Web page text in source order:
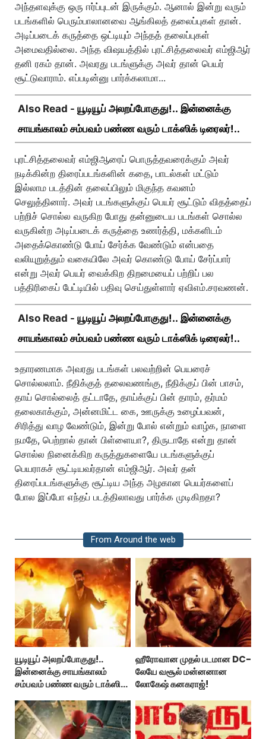
அந்தளவுக்கு ஒரு ஈர்ப்புடன் இருக்கும். ஆனால் இன்று வரும்
படங்களில் பெரும்பாலானவை ஆங்கிலத் தலைப்புகள் தான்.
அடிப்படைக் கருத்தை ஒட்டியும் அந்தத் தலைப்புகள்
அமைவதில்லை. அந்த விஷயத்தில் புரட்சித்தலைவர் எம்ஜிஆர்
தனி ரகம் தான். அவரது படங்ளுக்கு அவர் தான் பெயர்
சூட்டுவாராம். எப்படின்னு பார்க்கலாமா...
Also Read - யூடியூப் அலறப்போகுது!.. இன்னைக்கு
சாயங்காலம் சம்பவம் பண்ண வரும் டாக்ஸிக் டிரைலர்!..
புரட்சித்தலைவர் எம்ஜிஆரைப் பொருத்தவரைக்கும் அவர்
நடிக்கின்ற திரைப்படங்களின் கதை, பாடல்கள் மட்டும்
இல்லாம படத்தின் தலைப்பிலும் மிகுந்த கவனம்
செலுத்தினார். அவர் படங்களுக்குப் பெயர் சூட்டும் விதத்தைப்
பற்றிச் சொல்ல வருகிற போது தன்னுடைய படங்கள் சொல்ல
வருகின்ற அடிப்படைக் கருத்தை உணர்த்தி, மக்களிடம்
அதைக்கொண்டு போய் சேர்க்க வேண்டும் என்பதை
வலியுறுத்தும் வகையிலே அவர் கொண்டு போய் சேர்ப்பார்
என்று அவர் பெயர் வைக்கிற திறமையைப் பற்றிப் பல
பத்திரிகைப் பேட்டியில் பதிவு செய்துள்ளார் ஏவிஎம்.சரவணன்.
Also Read - யூடியூப் அலறப்போகுது!.. இன்னைக்கு
சாயங்காலம் சம்பவம் பண்ண வரும் டாக்ஸிக் டிரைலர்!..
உதாரணமாக அவரது படங்கள் பலவற்றின் பெயரைச்
சொல்லலாம். நீதிக்குத் தலைவணங்கு, நீதிக்குப் பின் பாசம்,
தாய் சொல்லைத் தட்டாதே, தாய்க்குப் பின் தாரம், தர்மம்
தலைகாக்கும், அன்னமிட்ட கை, ஊருக்கு உழைப்பவன்,
சிரித்து வாழ வேண்டும், இன்று போல் என்றும் வாழ்க, நாளை
நமதே, பெற்றால் தான் பிள்ளையா?, திருடாதே என்று தான்
சொல்ல நினைக்கிற கருத்துகளையே படங்களுக்குப்
பெயராகச் சூட்டியவர்தான் எம்ஜிஆர். அவர் தன்
திரைப்படங்களுக்கு சூட்டிய அந்த அழகான பெயர்களைப்
போல இப்போ எந்தப் படத்திலாவது பார்க்க முடிகிறதா?
From Around the web
யூடியூப் அலறப்போகுது!..
இன்னைக்கு சாயங்காலம்
சம்பவம் பண்ண வரும் டாக்ஸிக்
ஹீரோவான முதல் படமான DC-
லேயே வசூல் மன்னனான
லோகேஷ் கனகராஜ்!